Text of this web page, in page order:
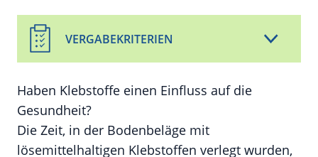
VERGABEKRITERIEN
Haben Klebstoffe einen Einfluss auf die
Gesundheit?
Die Zeit, in der Bodenbeläge mit
lösemittelhaltigen Klebstoffen verlegt wurden,